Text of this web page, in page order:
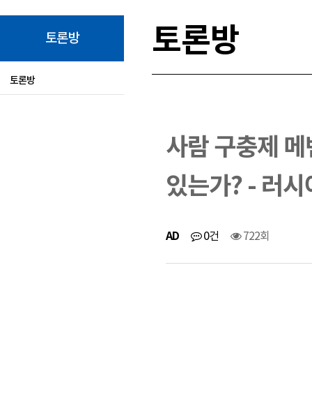
토론방
토론방
토론방
사람 구충제
있는가? - 러
AD 0건 722회